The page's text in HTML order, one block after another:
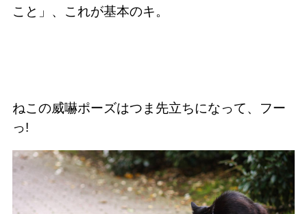
こと」、これが基本のキ。
ねこの威嚇ポーズはつま先立ちになって、フー
っ!